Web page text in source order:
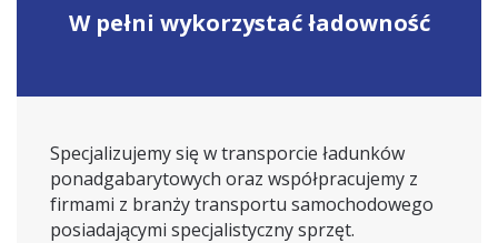
W pełni wykorzystać ładowność
Specjalizujemy się w transporcie ładunków
ponadgabarytowych oraz współpracujemy z
firmami z branży transportu samochodowego
posiadającymi specjalistyczny sprzęt.